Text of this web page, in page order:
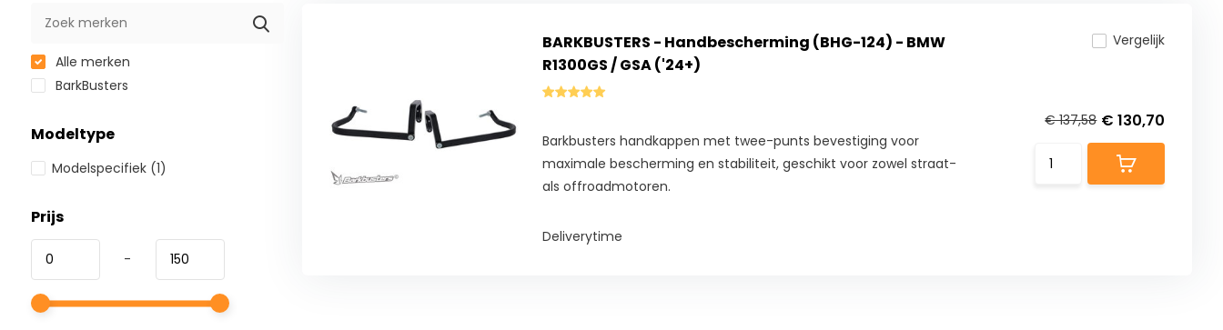
Alle merken
BarkBusters
Modeltype
Modelspecifiek (1)
Prijs
-
BARKBUSTERS - Handbescherming (BHG-124) - BMW
R1300GS / GSA ('24+)
Barkbusters handkappen met twee-punts bevestiging voor
maximale bescherming en stabiliteit, geschikt voor zowel straat-
als offroadmotoren.
Deliverytime
Vergelijk
€ 137,58 € 130,70